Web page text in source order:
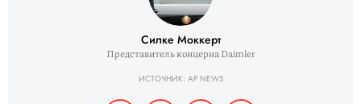
Силке Моккерт
Представитель концерна Daimler
ИСТОЧНИК: AP NEWS